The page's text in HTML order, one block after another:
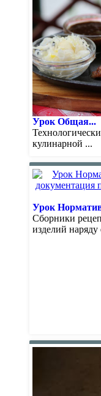
Урок Общая...
кулинарной ...
Урок
Сборники
изделий наряду